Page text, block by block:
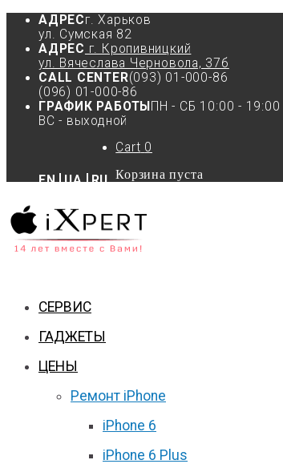
АДРЕСг. Харьков
ул. Сумская 82
АДРЕС г. Кропивницкий
ул. Вячеслава Черновола, 37б
CALL CENTER(093) 01-000-86
(096) 01-000-86
ГРАФИК РАБОТЫ ПН - СБ 10:00 - 19:00
ВС - выходной
EN UA RU
Cart 0
Корзина пуста
СЕРВИС
ГАДЖЕТЫ
ЦЕНЫ
Ремонт iPhone
iPhone 6
iPhone 6 Plus